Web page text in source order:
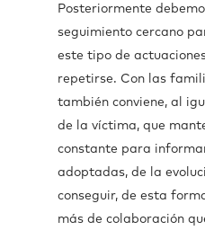
Posteriormente
seguimiento cercano
este tipo de
repetirse. Con las
también conviene, al
de la víctima, que
constante para
adoptadas, de la
conseguir, de esta
más de colaboración